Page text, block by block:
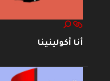
أنا أكولينينا